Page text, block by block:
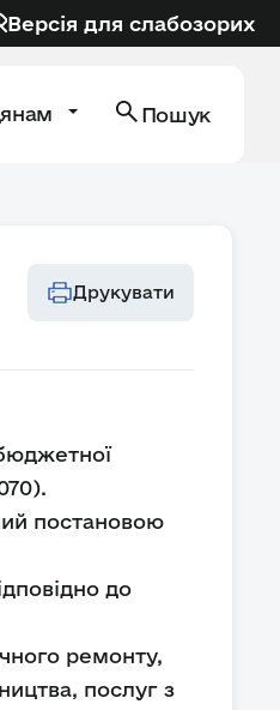
Версія для слабозорих
Пошук
Друкувати
постановою
до
ремонту,
послуг з